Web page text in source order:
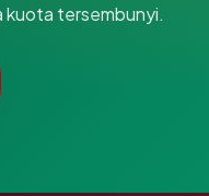
kuota tersembunyi.